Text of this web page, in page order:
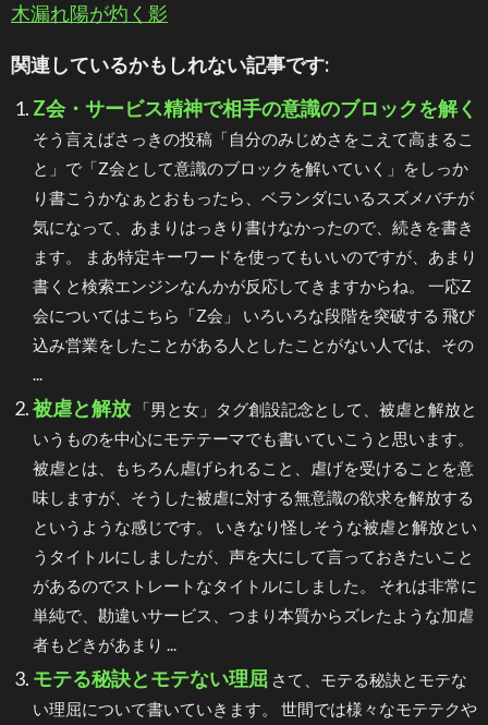
木漏れ陽が灼く影
関連しているかもしれない記事です:
Z会・サービス精神で相手の意識のブロックを解く
そう言えばさっきの投稿「自分のみじめさをこえて高まるこ
と」で「Z会として意識のブロックを解いていく」をしっか
り書こうかなぁとおもったら、ベランダにいるスズメバチが
気になって、あまりはっきり書けなかったので、続きを書き
ます。 まあ特定キーワードを使ってもいいのですが、あまり
書くと検索エンジンなんかが反応してきますからね。 一応Z
会についてはこちら「Z会」 いろいろな段階を突破する 飛び
込み営業をしたことがある人としたことがない人では、その
...
被虐と解放
「男と女」タグ創設記念として、被虐と解放と
いうものを中心にモテテーマでも書いていこうと思います。
被虐とは、もちろん虐げられること、虐げを受けることを意
味しますが、そうした被虐に対する無意識の欲求を解放する
というような感じです。 いきなり怪しそうな被虐と解放とい
うタイトルにしましたが、声を大にして言っておきたいこと
があるのでストレートなタイトルにしました。 それは非常に
単純で、勘違いサービス、つまり本質からズレたような加虐
者もどきがあまり ...
モテる秘訣とモテない理屈 さて、モテる秘訣とモテな
い理屈について書いていきます。 世間では様々なモテテクや